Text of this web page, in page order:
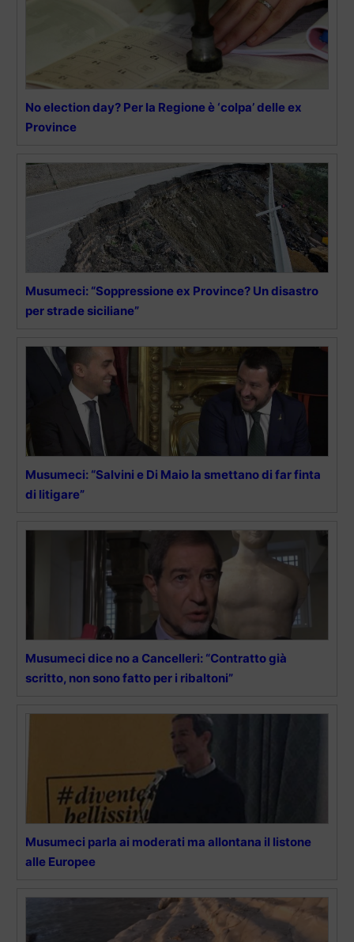
No election day? Per la Regione è ‘colpa’ delle ex
Province
Musumeci: “Soppressione ex Province? Un disastro
per strade siciliane”
Musumeci: “Salvini e Di Maio la smettano di far finta
di litigare”
Musumeci dice no a Cancelleri: “Contratto già
scritto, non sono fatto per i ribaltoni”
Musumeci parla ai moderati ma allontana il listone
alle Europee